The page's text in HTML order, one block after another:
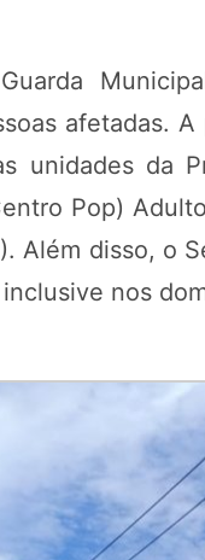
afetadas.
unidades da
Pop)
Além disso, o
nos